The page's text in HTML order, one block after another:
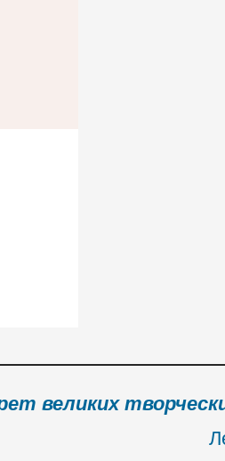
великих